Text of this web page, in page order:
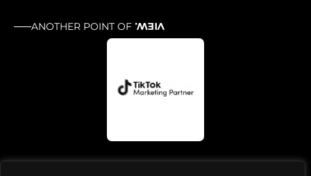
ANOTHER POINT OF VIEW.